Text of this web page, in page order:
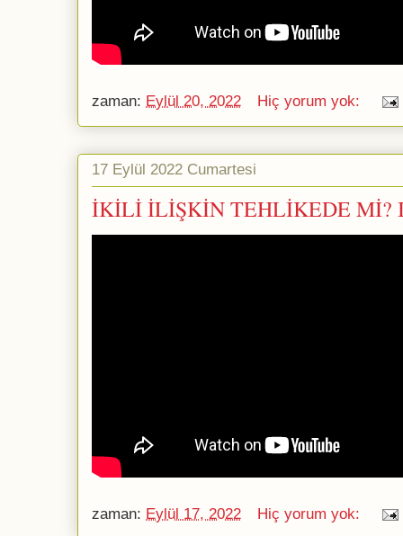
zaman: Eylül 20, 2022 Hiç yorum yok:
17 Eylül 2022 Cumartesi
İKİLİ İLİŞKİN TEHLİKEDE Mİ?
zaman: Eylül 17, 2022 Hiç yorum yok: